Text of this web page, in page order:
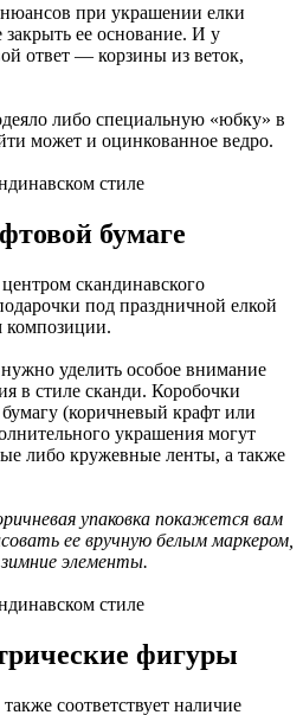
при украшении елки
закрыть ее основание. И у
ответ — корзины из веток,
либо специальную «юбку» в
может и оцинкованное ведро.
бумаге
скандинавского
под праздничной елкой
уделить особое внимание
в стиле сканди. Коробочки
(коричневый крафт или
украшения могут
либо кружевные ленты, а также
упаковка покажется вам
ее вручную белым маркером,
элементы.
фигуры
соответствует наличие